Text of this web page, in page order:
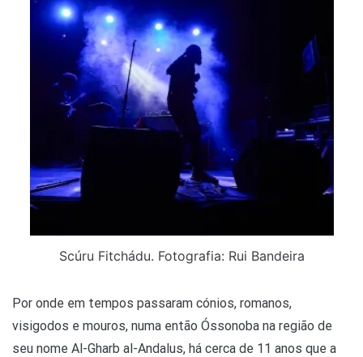
Scúru Fitchádu. Fotografia: Rui Bandeira
Por onde em tempos passaram cónios, romanos,
visigodos e mouros, numa então Óssonoba na região de
seu nome Al-Gharb al-Andalus, há cerca de 11 anos que a